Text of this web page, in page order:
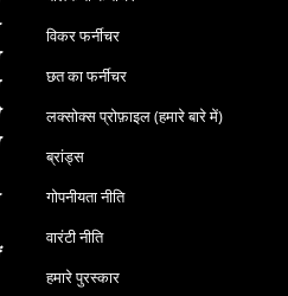
विकर फर्नीचर
छत का फर्नीचर
लक्सोक्स प्रोफ़ाइल (हमारे बारे में)
ब्रांड्स
गोपनीयता नीति
वारंटी नीति
हमारे पुरस्कार